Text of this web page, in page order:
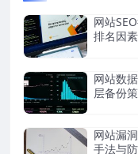
网站
排名因
网站数
层备份
网站漏
手法与